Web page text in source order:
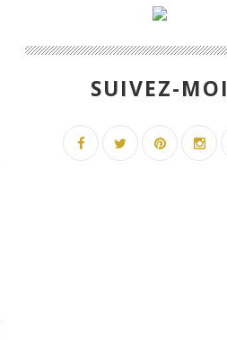
SUIVEZ-MOI